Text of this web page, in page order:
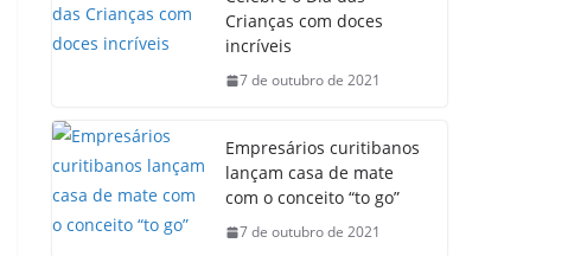
Crianças com doces
incríveis
7 de outubro de 2021
Empresários curitibanos
lançam casa de mate
com o conceito “to go”
7 de outubro de 2021